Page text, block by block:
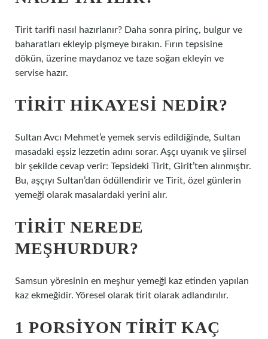
Tirit tarifi nasıl hazırlanır? Daha sonra pirinç, bulgur ve
baharatları ekleyip pişmeye bırakın. Fırın tepsisine
dökün, üzerine maydanoz ve taze soğan ekleyin ve
servise hazır.
TIRIT HIKAYESI NEDIR?
Sultan Avcı Mehmet’e yemek servis edildiğinde, Sultan
masadaki eşsiz lezzetin adını sorar. Aşçı uyanık ve şiirsel
bir şekilde cevap verir: Tepsideki Tirit, Girit’ten alınmıştır.
Bu, aşçıyı Sultan’dan ödüllendirir ve Tirit, özel günlerin
yemeği olarak masalardaki yerini alır.
TIRIT NEREDE
MEŞHURDUR?
Samsun yöresinin en meşhur yemeği kaz etinden yapılan
kaz ekmeğidir. Yöresel olarak tirit olarak adlandırılır.
1 PORSIYON TIRIT KAÇ